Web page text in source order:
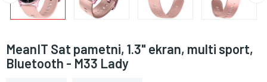
MeanIT Sat pametni, 1.3" ekran, multi sport,
Bluetooth - M33 Lady